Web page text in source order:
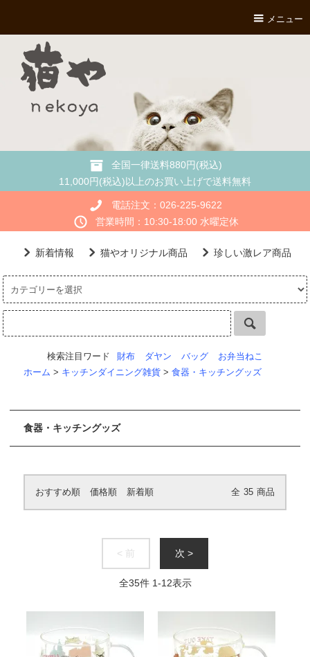
メニュー
全国一律送料880円(税込)
11,000円(税込)以上のお買い上げで送料無料
電話注文：026-225-9622
営業時間：10:30-18:00 水曜定休
新着情報 猫やオリジナル商品 珍しい激レア商品
検索注目ワード 財布 ダヤン バッグ
お弁当ねこ
ホーム > キッチンダイニング雑貨 > 食器・キッチングッズ
食器・キッチングッズ
おすすめ順 価格順 新着順 全 35 商品
< 前 次 >
全35件 1-12表示